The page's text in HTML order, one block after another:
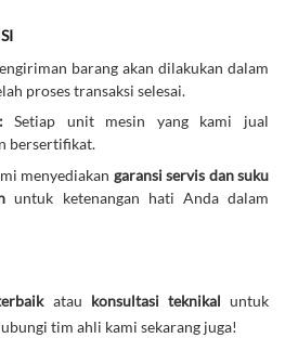
barang akan dilakukan dalam
proses transaksi selesai.
Setiap unit mesin yang kami jual
bersertifikat.
menyediakan garansi servis dan suku
untuk ketenangan hati Anda dalam
atau konsultasi teknikal untuk
tim ahli kami sekarang juga!